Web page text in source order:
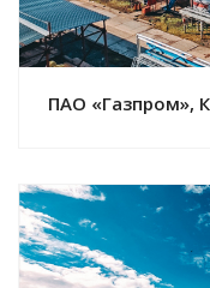
ПАО «Газпром»,